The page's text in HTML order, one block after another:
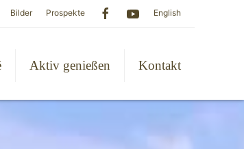
Bilder Prospekte English
Aktiv genießen Kontakt